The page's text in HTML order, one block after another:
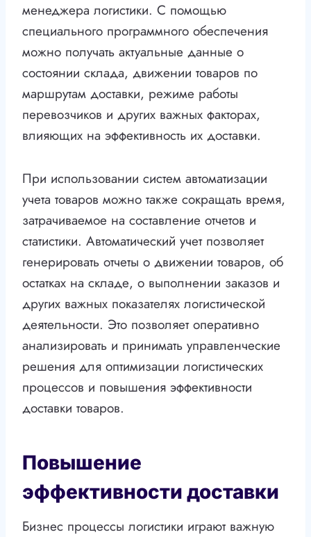
менеджера логистики. С помощью
специального программного обеспечения
можно получать актуальные данные о
состоянии склада, движении товаров по
маршрутам доставки, режиме работы
перевозчиков и других важных факторах,
влияющих на эффективность их доставки.
При использовании систем автоматизации
учета товаров можно также сокращать время,
затрачиваемое на составление отчетов и
статистики. Автоматический учет позволяет
генерировать отчеты о движении товаров, об
остатках на складе, о выполнении заказов и
других важных показателях логистической
деятельности. Это позволяет оперативно
анализировать и принимать управленческие
решения для оптимизации логистических
процессов и повышения эффективности
доставки товаров.
Повышение
эффективности доставки
Бизнес процессы логистики играют важную